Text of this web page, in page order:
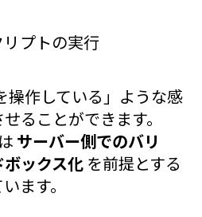
プトの実行
操作している」ような感
ることができます。
サーバー側でのバリ
ックス化 を前提とする
ます。